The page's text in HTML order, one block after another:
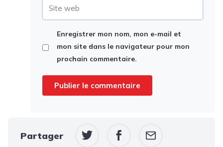
Enregistrer mon nom, mon e-mail et
mon site dans le navigateur pour mon
prochain commentaire.
Partager